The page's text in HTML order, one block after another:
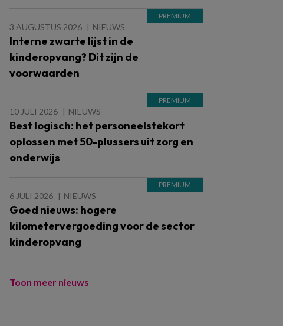
3 AUGUSTUS 2026 NIEUWS
Interne zwarte lijst in de
kinderopvang? Dit zijn de
voorwaarden
10 JULI 2026 NIEUWS
Best logisch: het personeelstekort
oplossen met 50-plussers uit zorg en
onderwijs
6 JULI 2026 NIEUWS
Goed nieuws: hogere
kilometervergoeding voor de sector
kinderopvang
Toon meer nieuws